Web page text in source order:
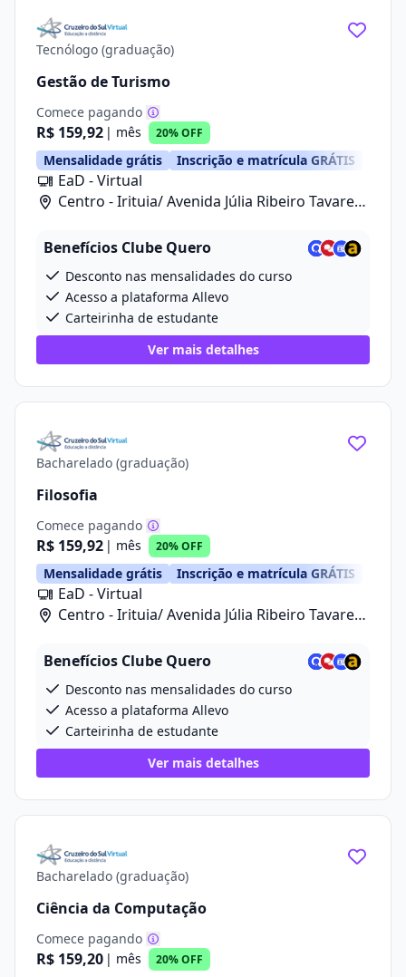
Tecnólogo (graduação)
Gestão de Turismo
Comece pagando
R$ 159,92 | mês 20% OFF
Mensalidade grátis Inscrição e matrícula GRÁTIS
EaD - Virtual
Centro - Irituia/ Avenida Júlia Ribeiro Tavares,
Benefícios Clube Quero
Desconto nas mensalidades do curso
Acesso a plataforma Allevo
Carteirinha de estudante
Ver mais detalhes
Bacharelado (graduação)
Filosofia
Comece pagando
R$ 159,92 | mês 20% OFF
Mensalidade grátis Inscrição e matrícula GRÁTIS
EaD - Virtual
Centro - Irituia/ Avenida Júlia Ribeiro Tavares,
Benefícios Clube Quero
Desconto nas mensalidades do curso
Acesso a plataforma Allevo
Carteirinha de estudante
Ver mais detalhes
Bacharelado (graduação)
Ciência da Computação
Comece pagando
R$ 159,20 | mês 20% OFF